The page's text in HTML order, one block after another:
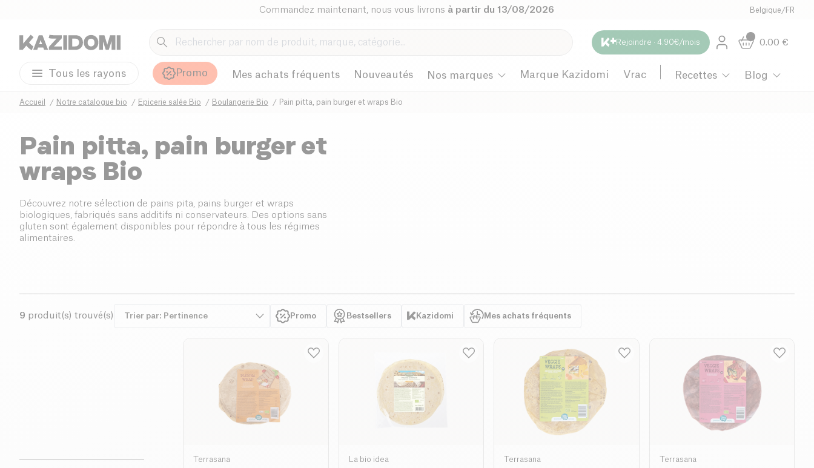
Commandez maintenant, nous vous livrons à partir du 13/08/2026 Belgique /FR
Rejoindre · 4.90€/mois 0.00 €
Tous les rayons Promo Mes achats fréquents Nouveautés Nos marques Marque Kazidomi Vrac Recettes Blog
Accueil Notre catalogue bio Epicerie salée Bio Boulangerie Bio Pain pitta, pain burger et wraps Bio
Pain pitta, pain burger et
wraps Bio
Découvrez notre sélection de pains pita, pains burger et wraps
biologiques, fabriqués sans additifs ni conservateurs. Des options sans
gluten sont également disponibles pour répondre à tous les régimes
alimentaires.
9 produit(s) trouvé(s) Promo Bestsellers Kazidomi Mes achats fréquents
Terrasana La bio idea Terrasana Terrasana